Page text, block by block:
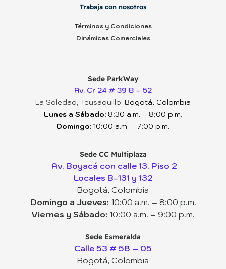
Trabaja con nosotros
Términos y Condiciones
Dinámicas Comerciales
Sede ParkWay
Av. Cr 24 # 39 B – 52
La Soledad, Teusaquillo. Bogotá, Colombia
Lunes a Sábado: 8:30 a.m. – 8:00 p.m.
Domingo: 10:00 a.m. – 7:00 p.m.
Sede CC Multiplaza
Av. Boyacá con calle 13. Piso 2
Locales B-131 y 132
Bogotá, Colombia
Domingo a Jueves: 10:00 a.m. – 8:00 p.m.
Viernes y Sábado: 10:00 a.m. – 9:00 p.m.
Sede Esmeralda
Calle 53 # 58 – 05
Bogotá, Colombia